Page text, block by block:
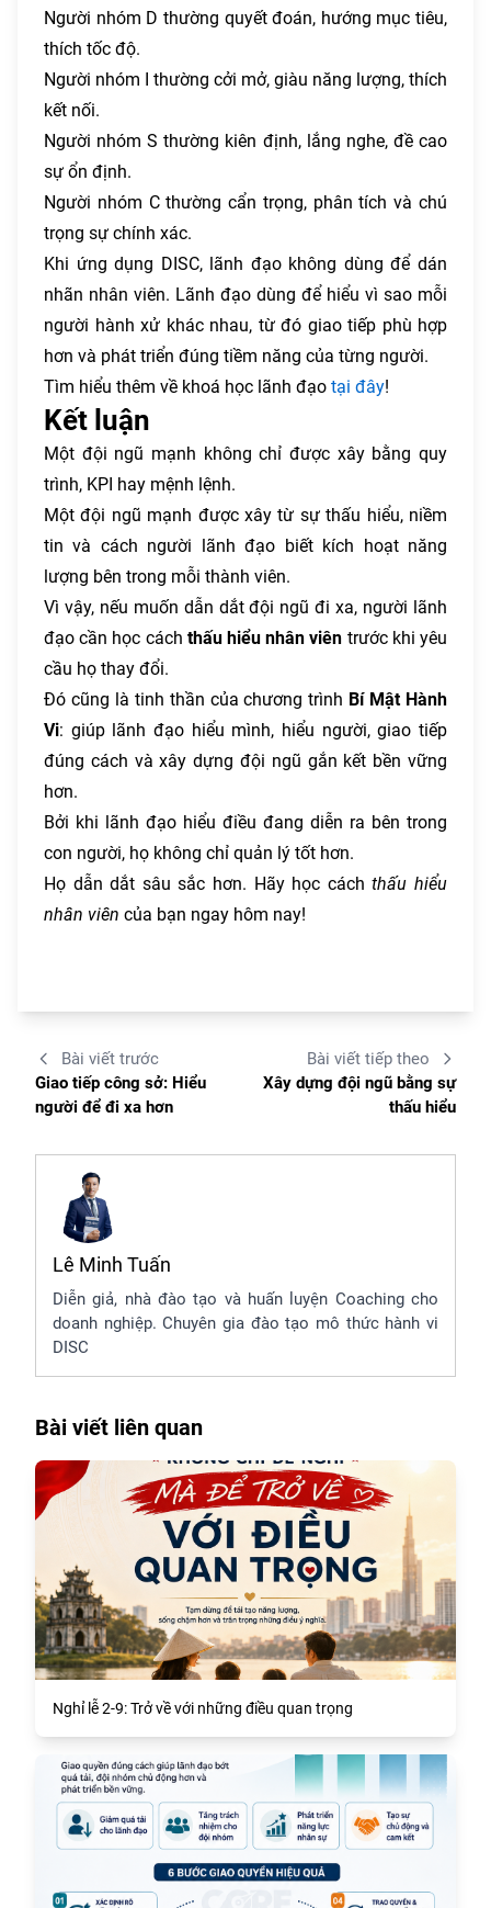
Người nhóm D thường quyết đoán, hướng mục tiêu,
thích tốc độ.
Người nhóm I thường cởi mở, giàu năng lượng, thích
kết nối.
Người nhóm S thường kiên định, lắng nghe, đề cao
sự ổn định.
Người nhóm C thường cẩn trọng, phân tích và chú
trọng sự chính xác.
Khi ứng dụng DISC, lãnh đạo không dùng để dán
nhãn nhân viên. Lãnh đạo dùng để hiểu vì sao mỗi
người hành xử khác nhau, từ đó giao tiếp phù hợp
hơn và phát triển đúng tiềm năng của từng người.
Tìm hiểu thêm về khoá học lãnh đạo tại đây!
Kết luận
Một đội ngũ mạnh không chỉ được xây bằng quy
trình, KPI hay mệnh lệnh.
Một đội ngũ mạnh được xây từ sự thấu hiểu, niềm
tin và cách người lãnh đạo biết kích hoạt năng
lượng bên trong mỗi thành viên.
Vì vậy, nếu muốn dẫn dắt đội ngũ đi xa, người lãnh
đạo cần học cách thấu hiểu nhân viên trước khi yêu
cầu họ thay đổi.
Đó cũng là tinh thần của chương trình Bí Mật Hành
Vi: giúp lãnh đạo hiểu mình, hiểu người, giao tiếp
đúng cách và xây dựng đội ngũ gắn kết bền vững
hơn.
Bởi khi lãnh đạo hiểu điều đang diễn ra bên trong
con người, họ không chỉ quản lý tốt hơn.
Họ dẫn dắt sâu sắc hơn. Hãy học cáchthấu hiểu
nhân viên của bạn ngay hôm nay!
Bài viết trước
Giao tiếp công sở: Hiểu
người để đi xa hơn
Bài viết tiếp theo
Xây dựng đội ngũ bằng sự
thấu hiểu
Lê Minh Tuấn
Diễn giả, nhà đào tạo và huấn luyện Coaching cho
doanh nghiệp. Chuyên gia đào tạo mô thức hành vi
DISC
Bài viết liên quan
Nghỉ lễ 2-9: Trở về với những điều quan trọng